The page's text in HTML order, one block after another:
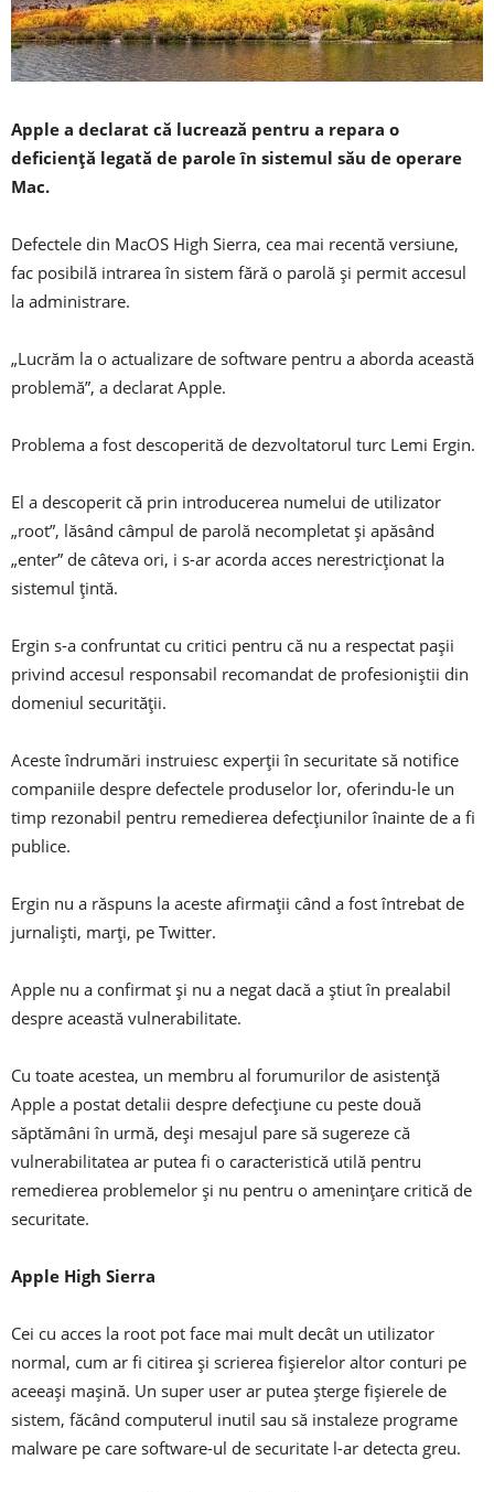
Apple a declarat că lucrează pentru a repara o
deficiență legată de parole în sistemul său de operare
Mac.
Defectele din MacOS High Sierra, cea mai recentă versiune,
fac posibilă intrarea în sistem fără o parolă și permit accesul
la administrare.
„Lucrăm la o actualizare de software pentru a aborda această
problemă”, a declarat Apple.
Problema a fost descoperită de dezvoltatorul turc Lemi Ergin.
El a descoperit că prin introducerea numelui de utilizator
„root”, lăsând câmpul de parolă necompletat și apăsând
„enter” de câteva ori, i s-ar acorda acces nerestricționat la
sistemul țintă.
Ergin s-a confruntat cu critici pentru că nu a respectat pașii
privind accesul responsabil recomandat de profesioniștii din
domeniul securității.
Aceste îndrumări instruiesc experții în securitate să notifice
companiile despre defectele produselor lor, oferindu-le un
timp rezonabil pentru remedierea defecțiunilor înainte de a fi
publice.
Ergin nu a răspuns la aceste afirmații când a fost întrebat de
jurnaliști, marți, pe Twitter.
Apple nu a confirmat și nu a negat dacă a știut în prealabil
despre această vulnerabilitate.
Cu toate acestea, un membru al forumurilor de asistență
Apple a postat detalii despre defecțiune cu peste două
săptămâni în urmă, deși mesajul pare să sugereze că
vulnerabilitatea ar putea fi o caracteristică utilă pentru
remedierea problemelor și nu pentru o amenințare critică de
securitate.
Apple High Sierra
Cei cu acces la root pot face mai mult decât un utilizator
normal, cum ar fi citirea și scrierea fișierelor altor conturi pe
aceeași mașină. Un super user ar putea șterge fișierele de
sistem, făcând computerul inutil sau să instaleze programe
malware pe care software-ul de securitate l-ar detecta greu.